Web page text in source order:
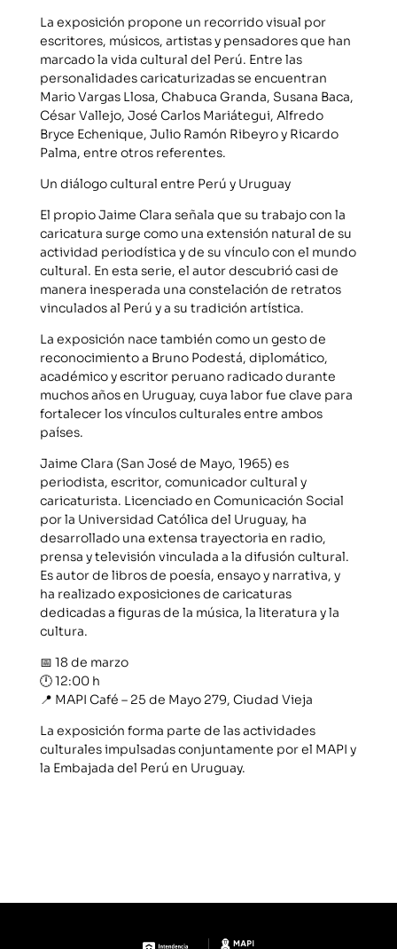
La exposición propone un recorrido visual por
escritores, músicos, artistas y pensadores que han
marcado la vida cultural del Perú. Entre las
personalidades caricaturizadas se encuentran
Mario Vargas Llosa, Chabuca Granda, Susana Baca,
César Vallejo, José Carlos Mariátegui, Alfredo
Bryce Echenique, Julio Ramón Ribeyro y Ricardo
Palma, entre otros referentes.
Un diálogo cultural entre Perú y Uruguay
El propio Jaime Clara señala que su trabajo con la
caricatura surge como una extensión natural de su
actividad periodística y de su vínculo con el mundo
cultural. En esta serie, el autor descubrió casi de
manera inesperada una constelación de retratos
vinculados al Perú y a su tradición artística.
La exposición nace también como un gesto de
reconocimiento a Bruno Podestá, diplomático,
académico y escritor peruano radicado durante
muchos años en Uruguay, cuya labor fue clave para
fortalecer los vínculos culturales entre ambos
países.
Jaime Clara (San José de Mayo, 1965) es
periodista, escritor, comunicador cultural y
caricaturista. Licenciado en Comunicación Social
por la Universidad Católica del Uruguay, ha
desarrollado una extensa trayectoria en radio,
prensa y televisión vinculada a la difusión cultural.
Es autor de libros de poesía, ensayo y narrativa, y
ha realizado exposiciones de caricaturas
dedicadas a figuras de la música, la literatura y la
cultura.
📅 18 de marzo
🕛 12:00 h
📍 MAPI Café – 25 de Mayo 279, Ciudad Vieja
La exposición forma parte de las actividades
culturales impulsadas conjuntamente por el MAPI y
la Embajada del Perú en Uruguay.